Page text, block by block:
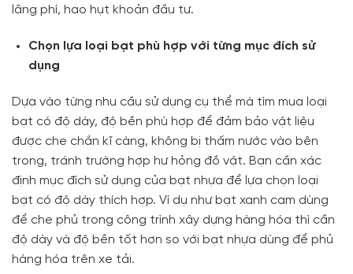
lãng phí, hao hụt khoản đầu tư.
Chọn lựa loại bạt phù hợp với từng mục đích sử
dụng
Dựa vào từng nhu cầu sử dụng cụ thể mà tìm mua loại
bạt có độ dày, độ bền phù hợp để đảm bảo vật liệu
được che chắn kĩ càng, không bị thấm nước vào bên
trong, tránh trường hợp hư hỏng đồ vật. Bạn cần xác
định mục đích sử dụng của bạt nhựa để lựa chọn loại
bạt có độ dày thích hợp. Ví dụ như bạt xanh cam dùng
để che phủ trong công trình xây dựng hàng hóa thì cần
độ dày và độ bền tốt hơn so với bạt nhựa dùng để phủ
hàng hóa trên xe tải.